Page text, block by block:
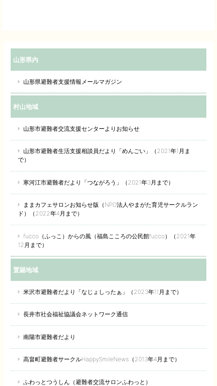
山形県内
山形県避難者支援情報メールマガジン
村山地域
山形市避難者交流支援センターよりお知らせ
山形市避難者生活支援相談員だより「めんごい」（2021年1月ま
で）
寒河江市避難者だより「つながろう」（2021年3月まで）
ままカフェサロンお知らせ版（NPO法人やまがた育児サークルラン
ド）（2022年4月まで）
fucco（ふっこ）からの風（福島こころの公民館fucco）（2021年
12月まで）
置賜地域
米沢市避難者だより「なじょしったぁ」（2023年11月まで）
長井市社会福祉協議会ネットワーク通信
南陽市避難者だより
高畠町避難者サークルHappySmileNews（2013年4月まで）
ふわっとつうしん（避難者交流サロンふわっと）